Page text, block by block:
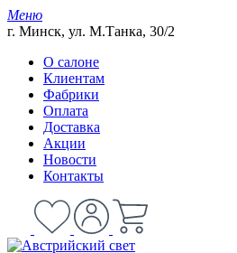
Меню
г. Минск, ул. М.Танка, 30/2
О салоне
Клиентам
Фабрики
Оплата
Доставка
Акции
Новости
Контакты